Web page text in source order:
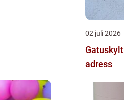
02 juli 2026
Gatuskylt mer än bara en
adress